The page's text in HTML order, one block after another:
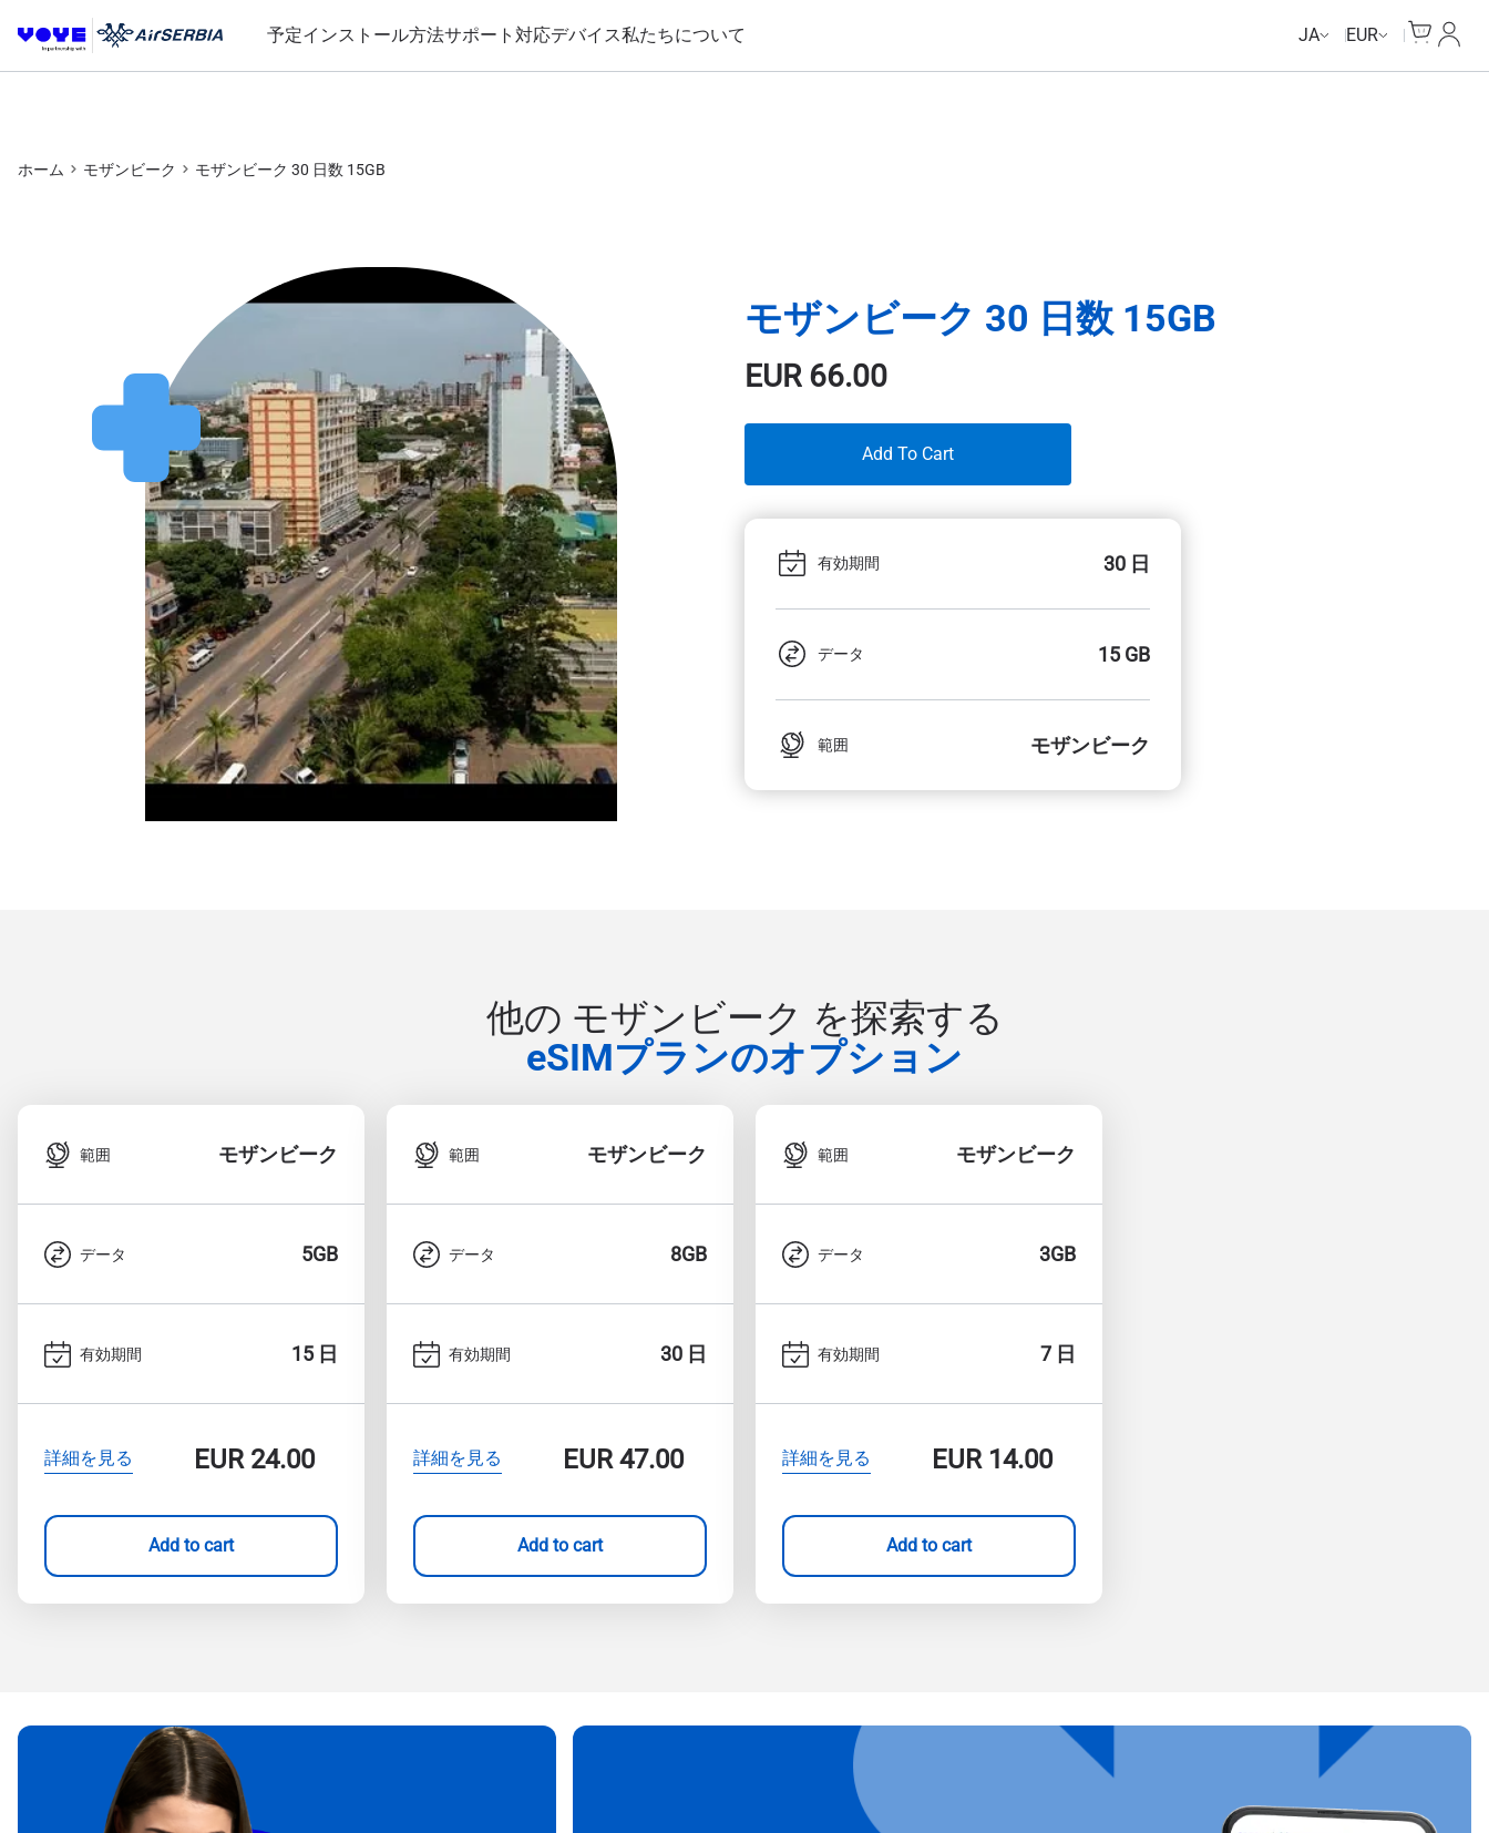
予定インストール方法サポート 対応デバイス私たちについて JA EUR
マイ
ホーム モザンビーク モザンビーク 30 日数 15GB
モザンビーク 30 日数 15GB
EUR66.00
Add To Cart
有効期間 30 日
データ 15 GB
範囲 モザンビーク
他の モザンビーク を探索する
eSIMプランのオプション
範囲 モザンビーク
データ 5GB
有効期間 15 日
詳細を見る EUR24.00
Add to cart
範囲 モザンビーク
データ 8GB
有効期間 30 日
詳細を見る EUR47.00
Add to cart
範囲 モザンビーク
データ 3GB
有効期間 7 日
詳細を見る EUR14.00
Add to cart